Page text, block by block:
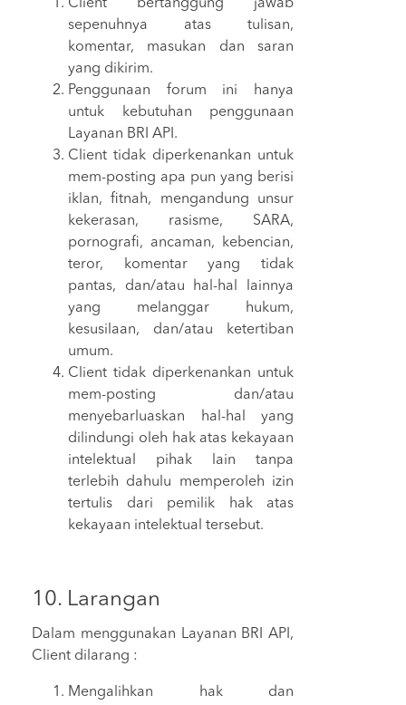
Client bertanggung jawab
sepenuhnya atas tulisan,
komentar, masukan dan saran
yang dikirim.
Penggunaan forum ini hanya
untuk kebutuhan penggunaan
Layanan BRI API.
Client tidak diperkenankan untuk
mem-posting apa pun yang berisi
iklan, ﬁtnah, mengandung unsur
kekerasan, rasisme, SARA,
pornograﬁ, ancaman, kebencian,
teror, komentar yang tidak
pantas, dan/atau hal-hal lainnya
yang melanggar hukum,
kesusilaan, dan/atau ketertiban
umum.
Client tidak diperkenankan untuk
mem-posting dan/atau
menyebarluaskan hal-hal yang
dilindungi oleh hak atas kekayaan
intelektual pihak lain tanpa
terlebih dahulu memperoleh izin
tertulis dari pemilik hak atas
kekayaan intelektual tersebut.
10. Larangan
Dalam menggunakan Layanan BRI API,
Client dilarang :
Mengalihkan hak dan